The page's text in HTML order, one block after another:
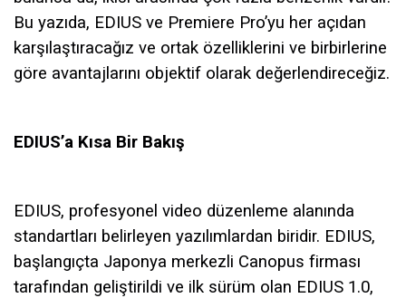
Bu yazıda, EDIUS ve Premiere Pro’yu her açıdan
karşılaştıracağız ve ortak özelliklerini ve birbirlerine
göre avantajlarını objektif olarak değerlendireceğiz.
EDIUS’a Kısa Bir Bakış
EDIUS, profesyonel video düzenleme alanında
standartları belirleyen yazılımlardan biridir. EDIUS,
başlangıçta Japonya merkezli Canopus firması
tarafından geliştirildi ve ilk sürüm olan EDIUS 1.0,